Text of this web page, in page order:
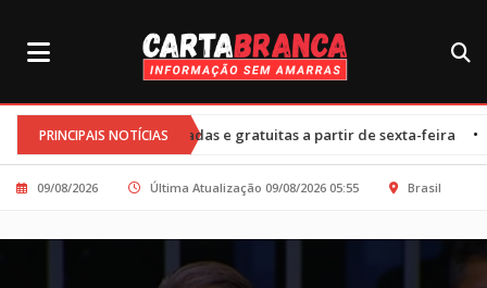
PRINCIPAIS NOTÍCIAS
e gratuitas a partir de sexta-feira•Cortes nos
09/08/2026 Última Atualização 09/08/2026 05:55 Brasil